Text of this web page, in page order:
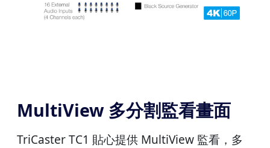
MultiView 多分割監看畫面
TriCaster TC1 貼心提供 MultiView 監看，多